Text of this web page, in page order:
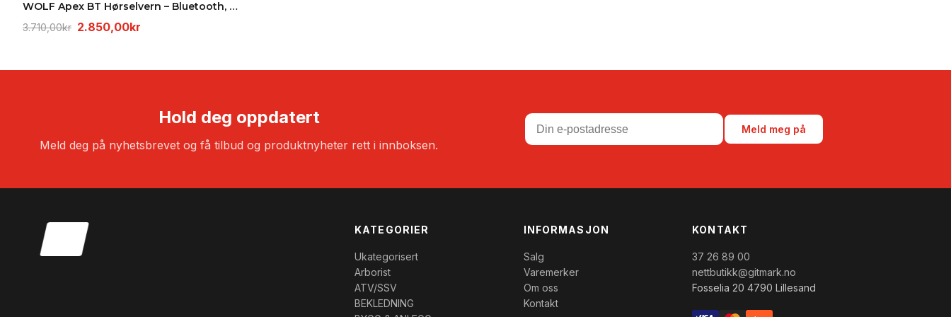
WOLF Apex BT Hørselvern – Bluetooth, SNR 30, 50t b…
3.710,00kr Opprinnelig
2.850,00kr
Hold deg oppdatert
Meld deg på nyhetsbrevet og få tilbud og produktnyheter rett i innboksen.
Meld meg på
KATEGORIER
Ukategorisert
Arborist
ATV/SSV
BEKLEDNING
INFORMASJON
Salg
Varemerker
Om oss
Kontakt
KONTAKT
37 26 89 00
nettbutikk@gitmark.no
Fosselia 20 4790 Lillesand